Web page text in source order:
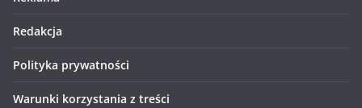
Redakcja
Polityka prywatności
Warunki korzystania z treści